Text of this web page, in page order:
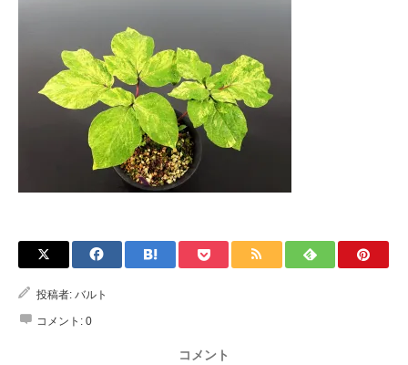
投稿者: バルト
コメント: 0
コメント